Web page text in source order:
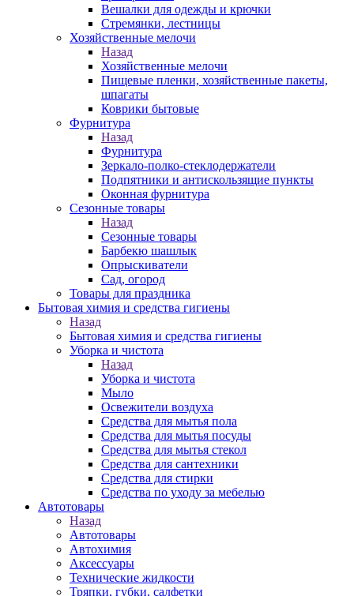
Вешалки для одежды и крючки
Стремянки, лестницы
Хозяйственные мелочи
Назад
Хозяйственные мелочи
Пищевые пленки, хозяйственные пакеты,
шпагаты
Коврики бытовые
Фурнитура
Назад
Фурнитура
Зеркало-полко-стеклодержатели
Подпятники и антискользящие пункты
Оконная фурнитура
Сезонные товары
Назад
Сезонные товары
Барбекю шашлык
Опрыскиватели
Сад, огород
Товары для праздника
Бытовая химия и средства гигиены
Назад
Бытовая химия и средства гигиены
Уборка и чистота
Назад
Уборка и чистота
Мыло
Освежители воздуха
Средства для мытья пола
Средства для мытья посуды
Средства для мытья стекол
Средства для сантехники
Средства для стирки
Средства по уходу за мебелью
Автотовары
Назад
Автотовары
Автохимия
Аксессуары
Технические жидкости
Тряпки, губки, салфетки